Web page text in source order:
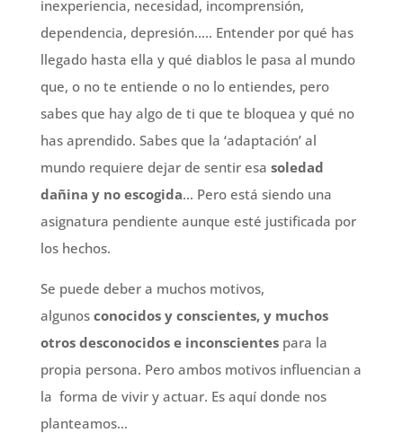
inexperiencia, necesidad, incomprensión,
dependencia, depresión….. Entender por qué has
llegado hasta ella y qué diablos le pasa al mundo
que, o no te entiende o no lo entiendes, pero
sabes que hay algo de ti que te bloquea y qué no
has aprendido. Sabes que la ‘adaptación’ al
mundo requiere dejar de sentir esa soledad
dañina y no escogida… Pero está siendo una
asignatura pendiente aunque esté justificada por
los hechos.
Se puede deber a muchos motivos,
algunos conocidos y conscientes, y muchos
otros desconocidos e inconscientes para la
propia persona. Pero ambos motivos influencian a
la forma de vivir y actuar. Es aquí donde nos
planteamos…